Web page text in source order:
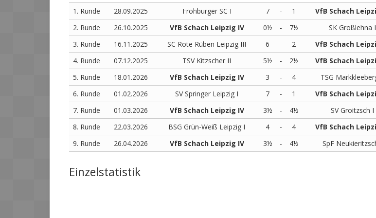
U16
SPIELZEITEN ARCHIV
1. Runde 28.09.2025 Frohburger SC I 7 - 1
VfB Schach
2. Runde
26.10.2025 VfB Schach Leipzig IV 0½ - 7½
SK Großlehna I
3. Runde
16.11.2025 SC Rote Rüben Leipzig III 6 - 2
VfB Schach
4. Runde
07.12.2025 TSV Kitzscher II 5½ - 2½
VfB Schach
5. Runde
18.01.2026 VfB Schach Leipzig IV 3 - 4
TSG
6. Runde
01.02.2026 SV Springer Leipzig I 7 - 1
VfB Schach
7. Runde
01.03.2026 VfB Schach Leipzig IV 3½ - 4½
SV Groitzsch I
8. Runde
22.03.2026 BSG Grün-Weiß Leipzig I 4 - 4
VfB Schach
9. Runde
26.04.2026 VfB Schach Leipzig IV 3½ - 4½ SpF
Einzelstatistik